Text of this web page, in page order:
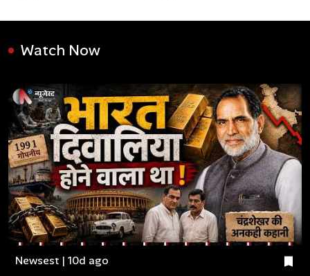
Watch Now
Newsest | 10d ago